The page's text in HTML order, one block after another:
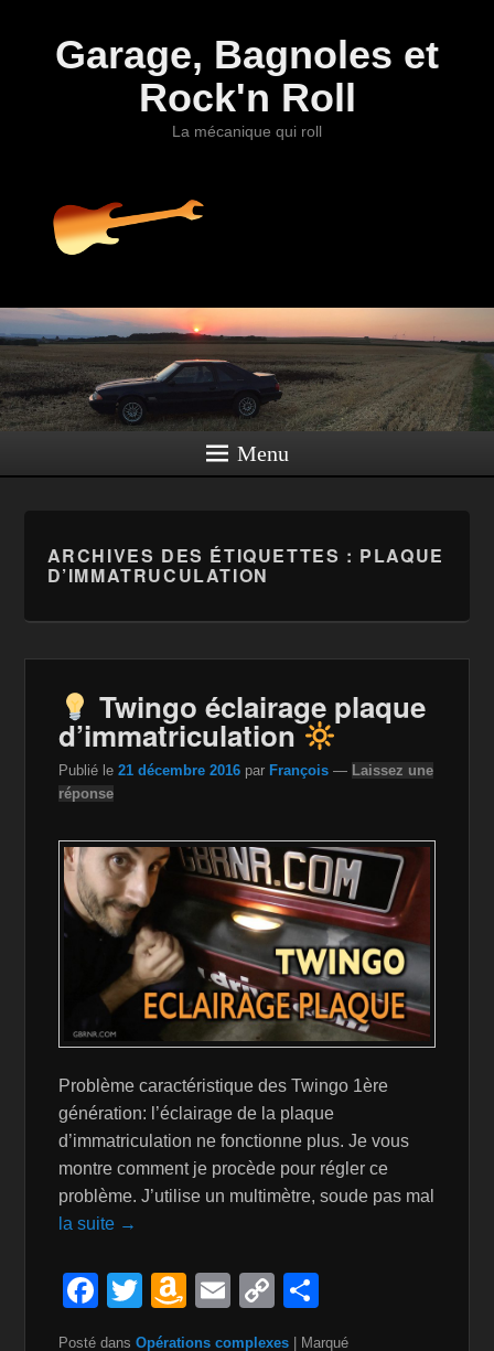
Garage, Bagnoles et
Rock'n Roll
La mécanique qui roll
Menu
ARCHIVES DES ÉTIQUETTES : PLAQUE
D’IMMATRUCULATION
Twingo éclairage plaque
d’immatriculation
Publié le21 décembre 2016 par François — Laissez une
réponse
Problème caractéristique des Twingo 1ère
génération: l’éclairage de la plaque
d’immatriculation ne fonctionne plus. Je vous
montre comment je procède pour régler ce
problème. J’utilise un multimètre, soude pas mal
la suite →
F
T
wi
A
E
C
Posté dans Opérations complexes
Marqué